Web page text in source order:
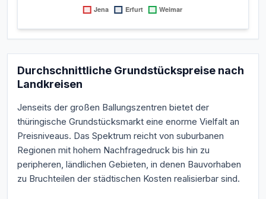
Durchschnittliche Grundstückspreise nach
Landkreisen
Jenseits der großen Ballungszentren bietet der
thüringische Grundstücksmarkt eine enorme Vielfalt an
Preisniveaus. Das Spektrum reicht von suburbanen
Regionen mit hohem Nachfragedruck bis hin zu
peripheren, ländlichen Gebieten, in denen Bauvorhaben
zu Bruchteilen der städtischen Kosten realisierbar sind.